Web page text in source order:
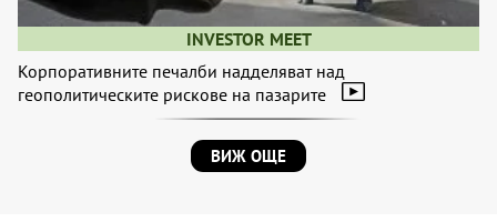
INVESTOR MEET
Корпоративните печалби надделяват над
геополитическите рискове на пазарите
ВИЖ ОЩЕ